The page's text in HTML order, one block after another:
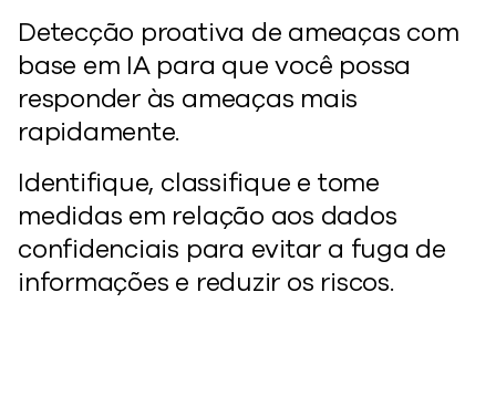
Detecção proativa de ameaças com
base em IA para que você possa
responder às ameaças mais
rapidamente.
Identifique, classifique e tome
medidas em relação aos dados
confidenciais para evitar a fuga de
informações e reduzir os riscos.